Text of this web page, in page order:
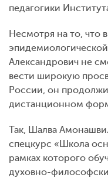
педагогики
Несмотря на то, что
Александрович не
вести широкую
России, он
дистанционном
Так, Шалва
спецкурс «Школа
рамках которого
духовно-